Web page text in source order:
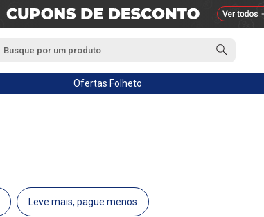
Ofertas Folheto
Leve mais, pague menos